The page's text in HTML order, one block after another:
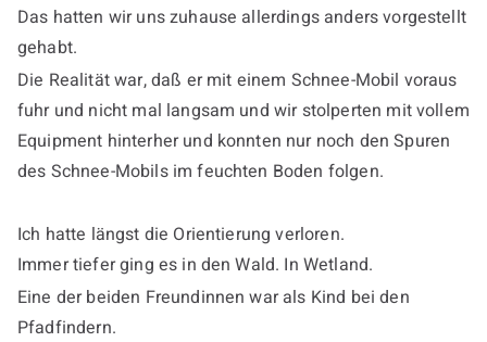
Das hatten wir uns zuhause allerdings anders vorgestellt
gehabt.
Die Realität war, daß er mit einem Schnee-Mobil voraus
fuhr und nicht mal langsam und wir stolperten mit vollem
Equipment hinterher und konnten nur noch den Spuren
des Schnee-Mobils im feuchten Boden folgen.
Ich hatte längst die Orientierung verloren.
Immer tiefer ging es in den Wald. In Wetland.
Eine der beiden Freundinnen war als Kind bei den
Pfadfindern.